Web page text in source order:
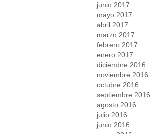
junio 2017
mayo 2017
abril 2017
marzo 2017
febrero 2017
enero 2017
diciembre 2016
noviembre 2016
octubre 2016
septiembre 2016
agosto 2016
julio 2016
junio 2016